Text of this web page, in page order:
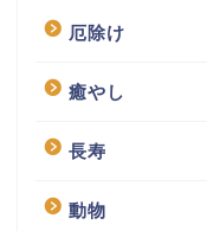
厄除け
癒やし
長寿
動物